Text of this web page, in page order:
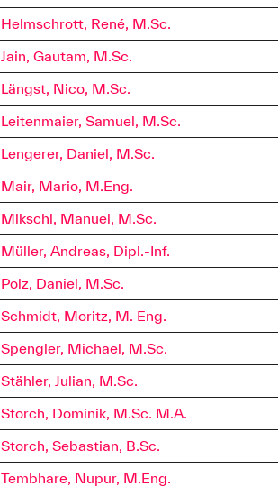
Helmschrott, René, M.Sc.
Jain, Gautam, M.Sc.
Längst, Nico, M.Sc.
Leitenmaier, Samuel, M.Sc.
Lengerer, Daniel, M.Sc.
Mair, Mario, M.Eng.
Mikschl, Manuel, M.Sc.
Müller, Andreas, Dipl.-Inf.
Polz, Daniel, M.Sc.
Schmidt, Moritz, M. Eng.
Spengler, Michael, M.Sc.
Stähler, Julian, M.Sc.
Storch, Dominik, M.Sc. M.A.
Storch, Sebastian, B.Sc.
Tembhare, Nupur, M.Eng.